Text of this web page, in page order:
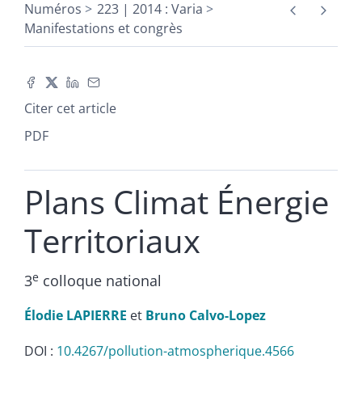
Numéros
223 | 2014 : Varia
Manifestations et congrès
Citer cet article
PDF
Plans Climat Énergie
Territoriaux
3e colloque national
Élodie LAPIERRE et Bruno Calvo-Lopez
DOI : 10.4267/pollution-atmospherique.4566